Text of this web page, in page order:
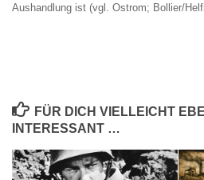
Aushandlung ist (vgl. Ostrom; Bollier/
FÜR DICH VIELLEICHT
INTERESSANT …